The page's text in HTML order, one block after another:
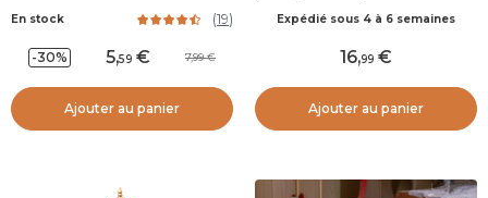
En stock (19)
-30% 5,59 7,99
Ajouter au panier
Expédié sous 4 à 6 semaines
16,99
Ajouter au panier